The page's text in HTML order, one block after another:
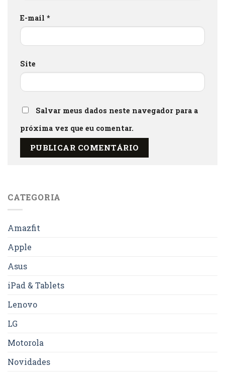
E-mail *
Site
Salvar meus dados neste navegador para a
próxima vez que eu comentar.
CATEGORIA
Amazfit
Apple
Asus
iPad & Tablets
Lenovo
LG
Motorola
Novidades